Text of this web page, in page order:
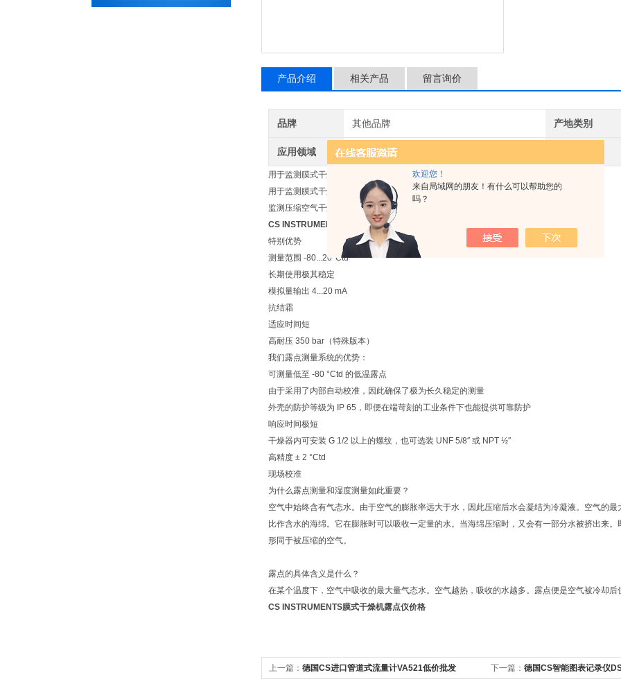
欢迎您！
来自局域网的朋友！有什么可以帮助您的
吗？
产品介绍 相关产品 留言询价
品牌 其他品牌 产地类别
应用领域 环保
用于监测膜式干燥机和吸附式干燥机的 FA 410 露点测量仪
用于监测膜式干燥机和吸附式干燥机的 FA 410露点测量仪
监测压缩空气干燥机/造粒干燥机低至 -80°C 的极低露点温度的典型应用。
CS INSTRUMENTS膜式干燥机露点仪价格
特别优势
测量范围 -80...20°Ctd
长期使用极其稳定
模拟量输出 4...20 mA
抗结霜
适应时间短
高耐压 350 bar（特殊版本）
我们露点测量系统的优势：
可测量低至 -80 °Ctd 的低温露点
由于采用了内部自动校准，因此确保了极为长久稳定的测量
外壳的防护等级为 IP 65，即便在端苛刻的工业条件下也能提供可靠防护
响应时间极短
干燥器内可安装 G 1/2 以上的螺纹，也可选装 UNF 5/8″ 或 NPT ½″
高精度 ± 2 °Ctd
现场校准
为什么露点测量和湿度测量如此重要？
空气中始终含有气态水。由于空气的膨胀率远大于水，因此压缩后水会凝结为冷凝液。空气的
比作含水的海绵。它在膨胀时可以吸收一定量的水。当海绵压缩时，又会有一部分水被挤出来
形同于被压缩的空气。
露点的具体含义是什么？
在某个温度下，空气中吸收的最大量气态水。空气越热，吸收的水越多。露点便是空气被冷却
CS INSTRUMENTS膜式干燥机露点仪价格
上一篇： 德国CS进口管道式流量计VA521低价批发 下一篇： 德国CS智能图表记录仪